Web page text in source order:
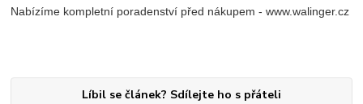
Nabízíme kompletní poradenství před nákupem - www.walinger.cz
Líbil se článek? Sdílejte ho s přáteli